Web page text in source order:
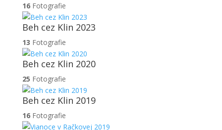
16Fotografie
Beh cez Klin 2023
13 Fotografie
Beh cez Klin 2020
25 Fotografie
Beh cez Klin 2019
16Fotografie